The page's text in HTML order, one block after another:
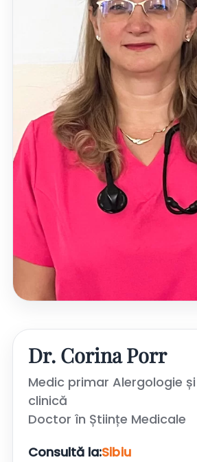
Dr. Corina Porr
Medic primar Alergologie
clinică
Doctor în Științe Medicale
Consultă la:Sibiu